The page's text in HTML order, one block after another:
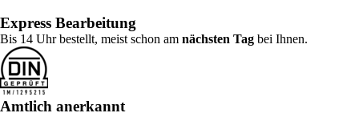
Express Bearbeitung
Bis 14 Uhr bestellt, meist schon am nächsten Tag bei Ihnen.
Amtlich anerkannt